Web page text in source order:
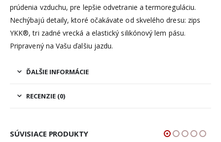
prúdenia vzduchu, pre lepšie odvetranie a termoreguláciu.
Nechýbajú detaily, ktoré očakávate od skvelého dresu: zips
YKK®, tri zadné vrecká a elastický silikónový lem pásu.
Pripravený na Vašu ďalšiu jazdu.
ĎALŠIE INFORMÁCIE
RECENZIE (0)
SÚVISIACE PRODUKTY